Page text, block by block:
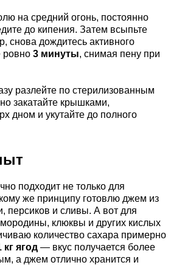
на средний огонь, постоянно
до кипения. Затем всыпьте
снова дождитесь активного
ровно 3 минуты, снимая пену при
разлейте по стерилизованным
закатайте крышками,
дном и укутайте до полного
подходит не только для
же принципу готовлю джем из
персиков и сливы. А вот для
клюквы и других кислых
количество сахара примерно
кг ягод — вкус получается более
а джем отлично хранится и